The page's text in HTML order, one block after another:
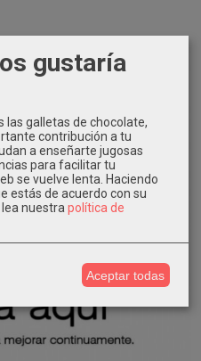
gustaría
las galletas de chocolate,
contribución a tu
a enseñarte jugosas
para facilitar tu
se vuelve lenta. Haciendo
estás de acuerdo con su
nuestra política de
Aceptar todas